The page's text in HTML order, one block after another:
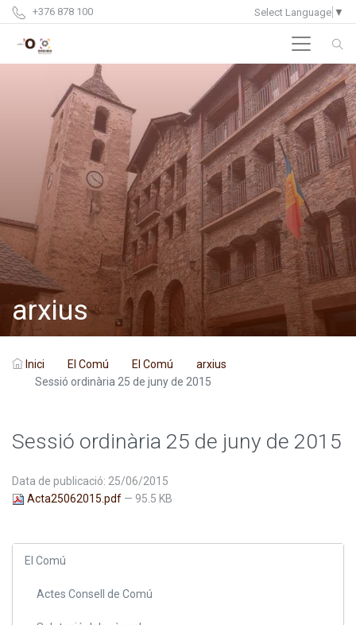
+376 878 100 Select Language ▼
arxius
Inici El Comú El Comú
arxius
Sessió ordinària 25 de juny de 2015
El Comú
Actes Consell de Comú
Sessió ordinària 25 de juny de 2015
Data de publicació: 25/06/2015
Acta25062015.pdf — 95.5 KB